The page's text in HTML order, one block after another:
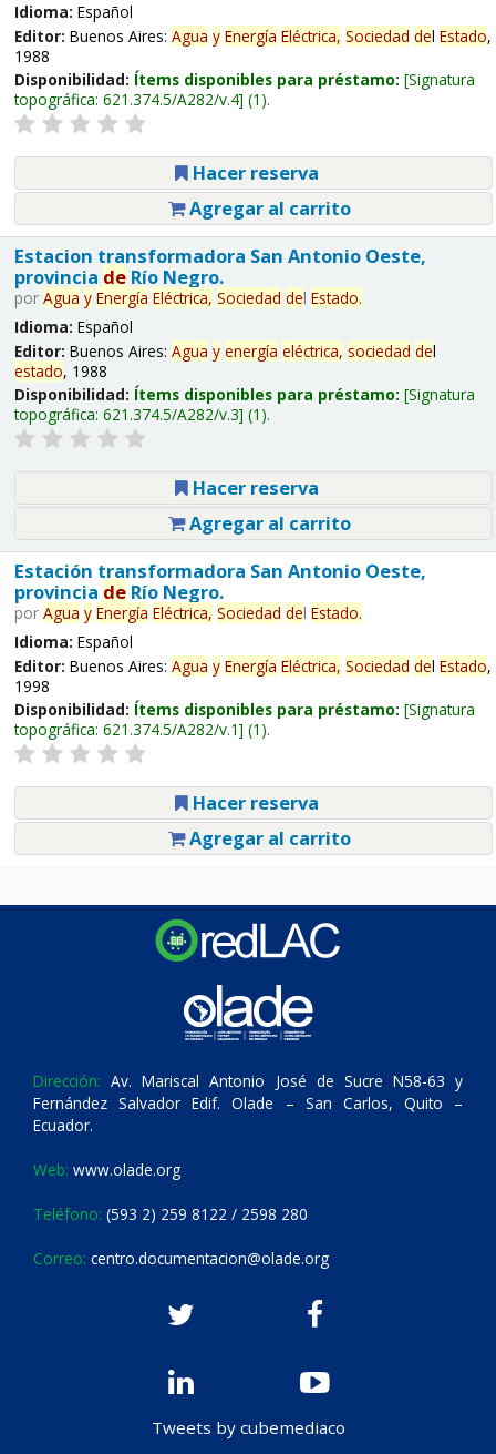
Idioma: Español
Editor: Buenos Aires: Agua y Energía Eléctrica, Sociedad del Estado,
1988
Disponibilidad: Ítems disponibles para préstamo: Signatura
topográfica: 621.374.5/A282/v.4 (1).
Hacer reserva
Agregar al carrito
Estacion transformadora San Antonio Oeste,
provincia deRío Negro.
por Agua y Energía Eléctrica, Sociedad del Estado.
Idioma: Español
Editor: Buenos Aires: Agua y energía eléctrica, sociedad del
estado, 1988
Disponibilidad: Ítems disponibles para préstamo: Signatura
topográfica: 621.374.5/A282/v.3 (1).
Hacer reserva
Agregar al carrito
Estación transformadora San Antonio Oeste,
provincia deRío Negro.
por Agua y Energía Eléctrica, Sociedad del Estado.
Idioma: Español
Editor: Buenos Aires: Agua y Energía Eléctrica, Sociedad del Estado,
1998
Disponibilidad: Ítems disponibles para préstamo: Signatura
topográfica: 621.374.5/A282/v.1 (1).
Hacer reserva
Agregar al carrito
Dirección: Av. Mariscal Antonio José de Sucre N58-63 y
Fernández Salvador Edif. Olade – San Carlos, Quito –
Ecuador.
Web: www.olade.org
Teléfono: (593 2) 259 8122 / 2598 280
Correo: centro.documentacion@olade.org
Tweets by cubemediaco